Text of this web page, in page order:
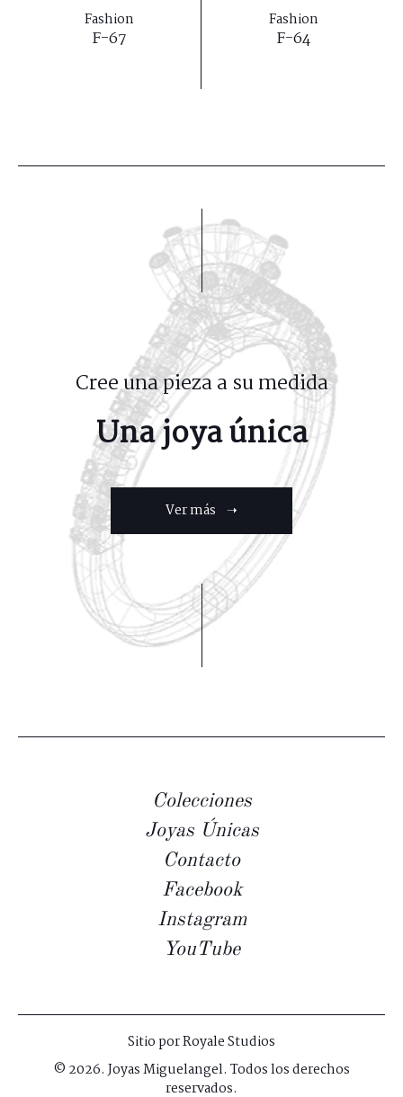
Fashion
F-67
Fashion
F-64
Cree una pieza a su medida
Una joya única
Ver más ➝
Colecciones
Joyas Únicas
Contacto
Facebook
Instagram
YouTube
Sitio porRoyale Studios
© 2026. Joyas Miguelangel. Todos los derechos
reservados.